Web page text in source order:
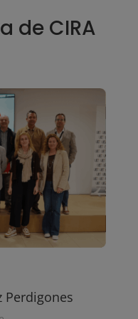
de CIRA
Perdigones